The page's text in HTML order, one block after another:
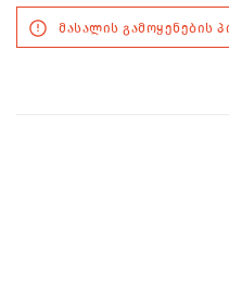
მასალის გამოყენების